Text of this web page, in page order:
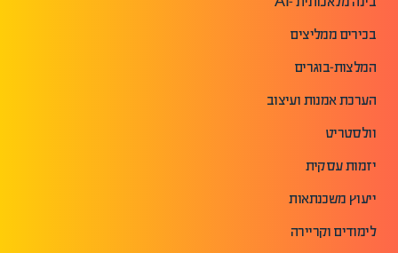
בכירים ממליצים
המלצות-בוגרים
הערכת אמנות ועיצוב
וולסטריט
יזמות עסקית
ייעוץ משכנתאות
לימודים וקריירה